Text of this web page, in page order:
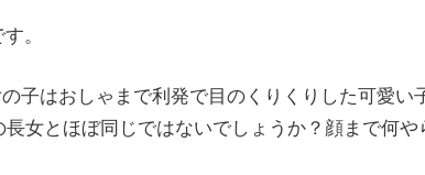
。
子はおしゃまで利発で目のくりくりした可愛い
女とほぼ同じではないでしょうか？顔まで何や